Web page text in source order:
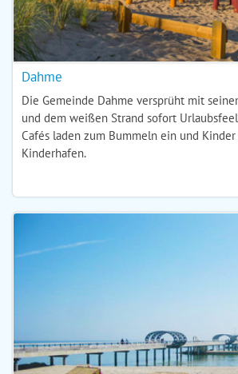
Dahme
Die Gemeinde Dahme versprüht mit
und dem weißen Strand sofort
Cafés laden zum Bummeln ein und
Kinderhafen.